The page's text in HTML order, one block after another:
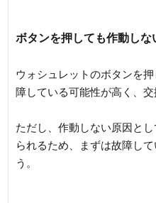
ボタンを押しても作動しな
ウォシュレットのボタンを
障している可能性が高く、
ただし、作動しない原因と
られるため、まずは故障し
う。